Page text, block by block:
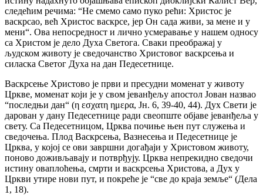
следећим речима: “Не смемо само пуко рећи: Христос је
васкрсао, већ Христос васкрсе, јер Он сада живи, за мене и у
мени“. Ова непосредност и лично усмеравање у нашем односу
са Христом је дело Духа Светога. Сваки преображај у
људском животу је сведочанство Христовог васкрсења и
силаска Светог Духа на дан Педесетнице.
Васкрсење Христово је први и пресудни моменат у животу
Цркве, моменат који је у свом јеванђељу апостол Јован назвао
“последњи дан“ (η εσχατη ημερα, Јн. 6, 39-40, 44). Дух Свети је
дарован у дану Педесетнице ради свеопште објаве јеванђеља у
свету. Са Педесетницом, Црква почиње њен пут служења и
сведочења. Плод Васкрсења, Вазнесења и Педесетнице је
Црква, у којој се ови завршни догађаји у Христовом животу,
поново доживљавају и потврђују. Црква непрекидно сведочи
истину оваплоћења, смрти и васкрсења Христова, а Дух у
Цркви утире нови пут, и покреће је “све до краја земље“ (Дела
1, 18).